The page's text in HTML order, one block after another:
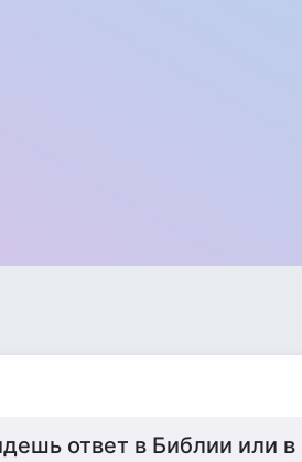
ответ в Библии или в